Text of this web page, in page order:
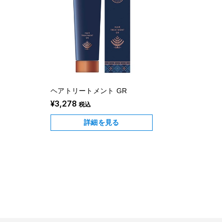
ヘアトリートメント GR
¥3,278 税込
詳細を見る